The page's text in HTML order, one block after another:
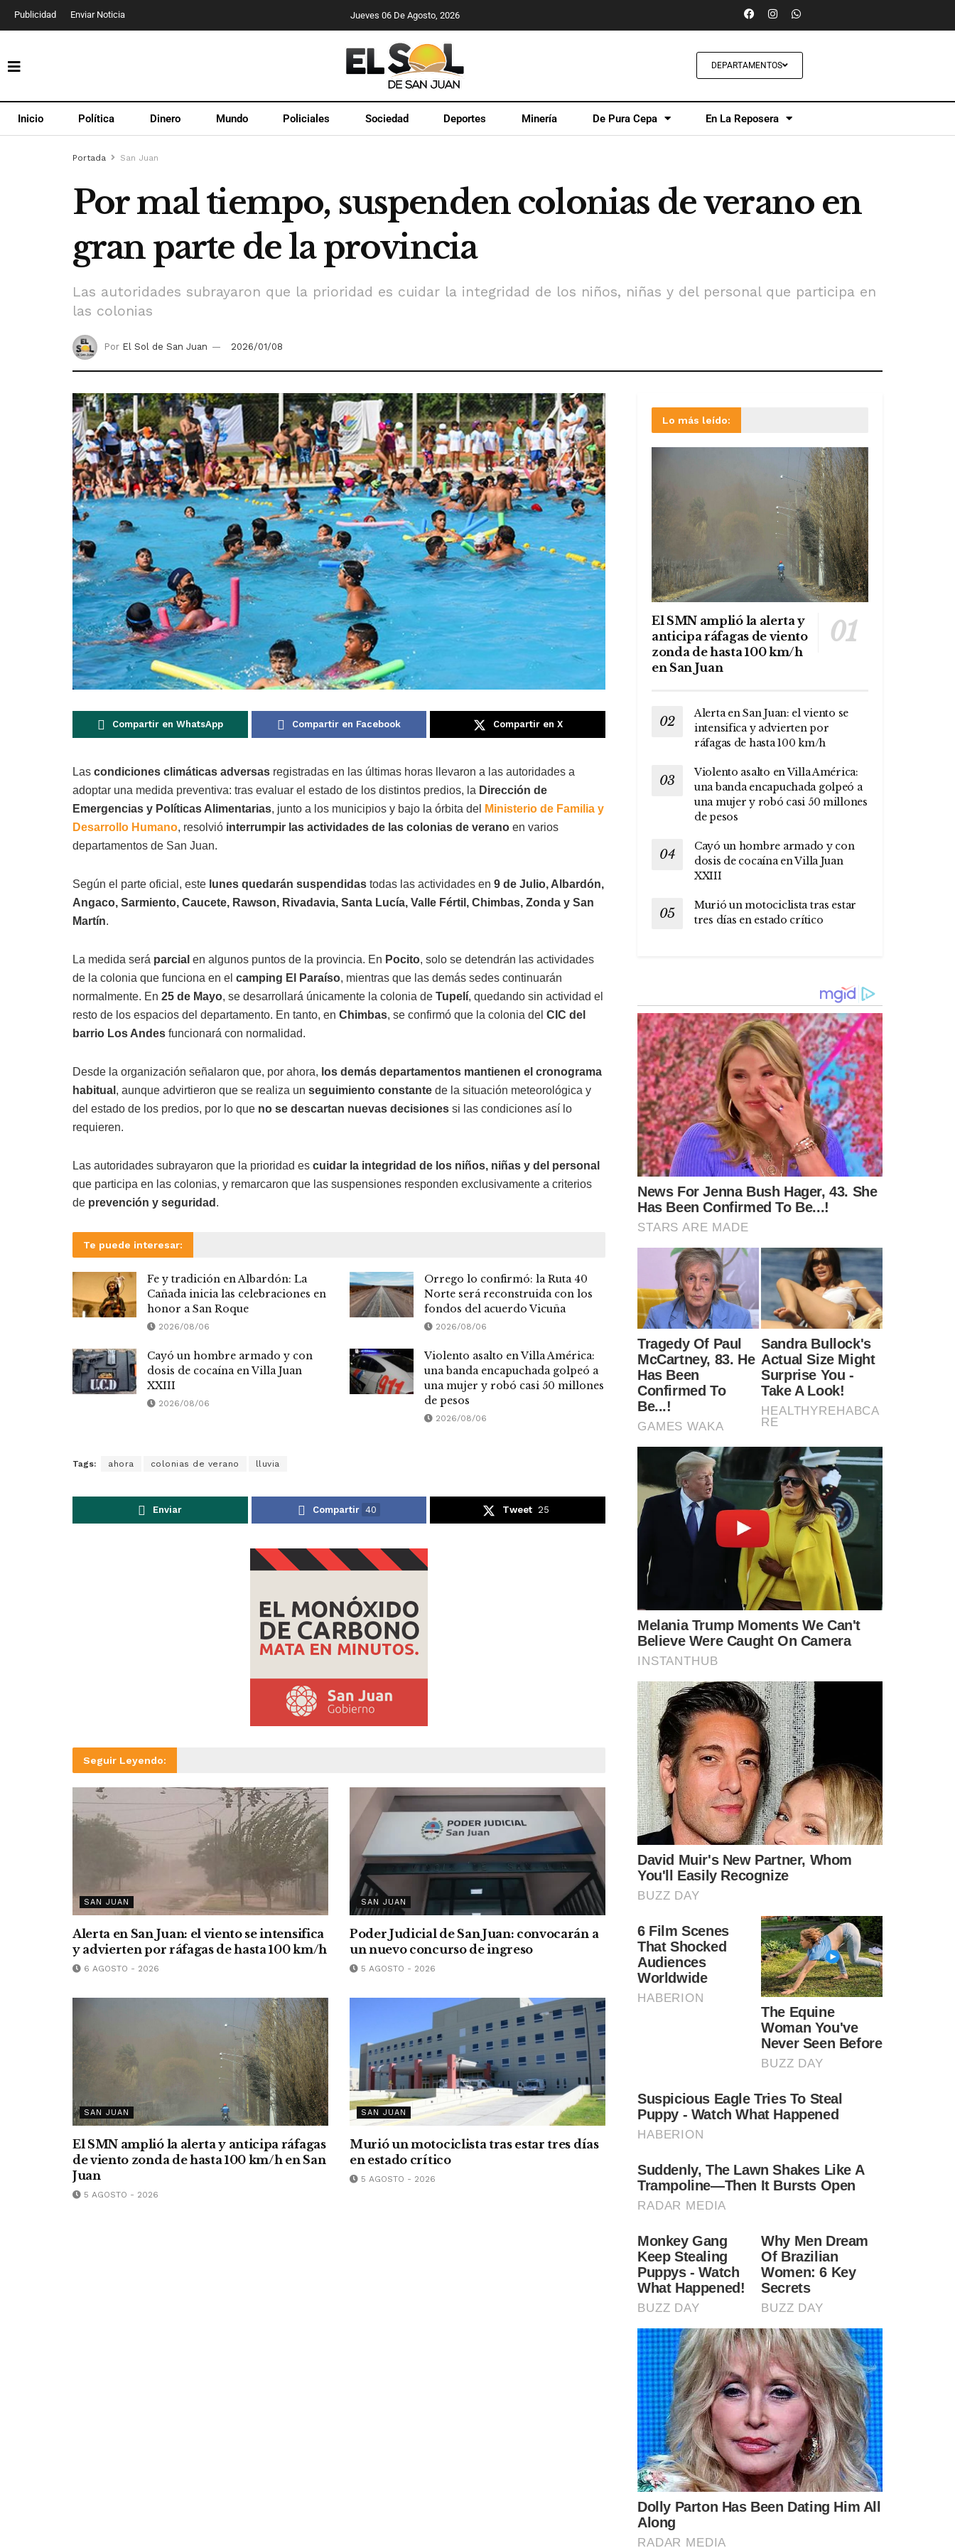
Publicidad Enviar Noticia Jueves 06 De Agosto, 2026
DEPARTAMENTOS
Inicio Política Dinero Mundo Policiales Sociedad Deportes Minería De Pura Cepa En La Reposera
Portada San Juan
Por mal tiempo, suspenden colonias de verano en
gran parte de la provincia
Las autoridades subrayaron que la prioridad es cuidar la integridad de los niños, niñas y del personal que participa en
las colonias
Por El Sol de San Juan 2026/01/08
Compartir en WhatsApp Compartir en Facebook Compartir en X
Las condiciones climáticas adversas registradas en las últimas horas llevaron a las autoridades a
adoptar una medida preventiva: tras evaluar el estado de los distintos predios, la Dirección de
Emergencias y Políticas Alimentarias, junto a los municipios y bajo la órbita del
Ministerio de Familia y
Desarrollo Humano, resolvió interrumpir las actividades de las colonias de verano en varios
departamentos de San Juan.
Según el parte oficial, este lunes quedarán suspendidas todas las actividades en 9 de Julio, Albardón,
Angaco, Sarmiento, Caucete, Rawson, Rivadavia, Santa Lucía, Valle Fértil, Chimbas, Zonda y San
Martín.
La medida será parcial en algunos puntos de la provincia. En Pocito, solo se detendrán las actividades
de la colonia que funciona en el camping El Paraíso, mientras que las demás sedes continuarán
normalmente. En 25 de Mayo, se desarrollará únicamente la colonia de Tupelí, quedando sin actividad el
resto de los espacios del departamento. En tanto, en Chimbas, se confirmó que la colonia del CIC del
barrio Los Andes funcionará con normalidad.
Desde la organización señalaron que, por ahora, los demás departamentos mantienen el cronograma
habitual , aunque advirtieron que se realiza un seguimiento constante de la situación meteorológica y
del estado de los predios, por lo que no se descartan nuevas decisiones si las condiciones así lo
requieren.
Las autoridades subrayaron que la prioridad es cuidar la integridad de los niños, niñas y del personal
que participa en las colonias, y remarcaron que las suspensiones responden exclusivamente a criterios
de prevención y seguridad .
Te puede interesar:
Fe y tradición en Albardón: La
Cañada inicia las celebraciones en
honor a San Roque
2026/08/06
Orrego lo confirmó: la Ruta 40
Norte será reconstruida con los
fondos del acuerdo Vicuña
2026/08/06
Cayó un hombre armado y con
dosis de cocaína en Villa Juan
XXIII
2026/08/06
Violento asalto en Villa América:
una banda encapuchada golpeó a
una mujer y robó casi 50 millones
de pesos
2026/08/06
Tags: ahora colonias de verano lluvia
Enviar Compartir 40 Tweet 25
Seguir Leyendo:
SAN JUAN
Alerta en San Juan: el viento se intensifica
y advierten por ráfagas de hasta 100 km/h
6 AGOSTO - 2026
SAN JUAN
Poder Judicial de San Juan: convocarán a
un nuevo concurso de ingreso
5 AGOSTO - 2026
SAN JUAN
El SMN amplió la alerta y anticipa ráfagas
de viento zonda de hasta 100 km/h en San
Juan
5 AGOSTO - 2026
SAN JUAN
Murió un motociclista tras estar tres días
en estado crítico
5 AGOSTO - 2026
Lo más leído:
El SMN amplió la alerta y
anticipa ráfagas de viento
zonda de hasta 100 km/h
en San Juan
Alerta en San Juan: el viento se
intensifica y advierten por
ráfagas de hasta 100 km/h
Violento asalto en Villa América:
una banda encapuchada golpeó a
una mujer y robó casi 50 millones
de pesos
Cayó un hombre armado y con
dosis de cocaína en Villa Juan
XXIII
Murió un motociclista tras estar
tres días en estado crítico